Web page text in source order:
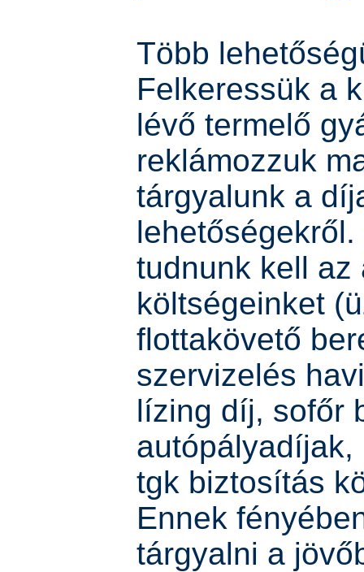
Több
Felkeressük a
lévő termelő
reklámozzuk
tárgyalunk a
tudnunk kell az
költségeinket
flottakövető
szervizelés
lízing díj, sofőr
tgk biztosítás
Ennek
tárgyalni a